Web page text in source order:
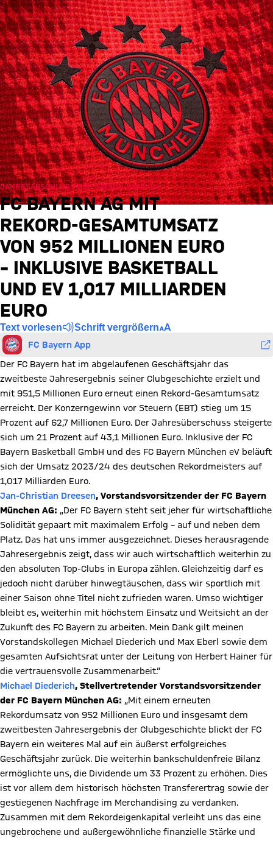
JAHRESABSCHLUSS DER SAISON 2023/24
FC BAYERN AG MIT
REKORD-GESAMTUMSATZ
VON 952 MILLIONEN EURO
– INKLUSIVE BASKETBALL
UND EV 1,017 MILLIARDEN
EURO
Text vorlesen Schrift vergrößern
FC Bayern App
Der FC Bayern hat im abgelaufenen Geschäftsjahr das
zweitbeste Jahresergebnis seiner Clubgeschichte erzielt und
mit 951,5 Millionen Euro erneut einen Rekord-Gesamtumsatz
erreicht. Der Konzerngewinn vor Steuern (EBT) stieg um 15
Prozent auf 62,7 Millionen Euro. Der Jahresüberschuss steigerte
sich um 21 Prozent auf 43,1 Millionen Euro. Inklusive der FC
Bayern Basketball GmbH und des FC Bayern München eV beläuft
sich der Umsatz 2023/24 des deutschen Rekordmeisters auf
1,017 Milliarden Euro.
Jan-Christian Dreesen, Vorstandsvorsitzender der FC Bayern
München AG: „Der FC Bayern steht seit jeher für wirtschaftliche
Solidität gepaart mit maximalem Erfolg – auf und neben dem
Platz. Das hat uns immer ausgezeichnet. Dieses herausragende
Jahresergebnis zeigt, dass wir auch wirtschaftlich weiterhin zu
den absoluten Top-Clubs in Europa zählen. Gleichzeitig darf es
jedoch nicht darüber hinwegtäuschen, dass wir sportlich mit
einer Saison ohne Titel nicht zufrieden waren. Umso wichtiger
bleibt es, weiterhin mit höchstem Einsatz und Weitsicht an der
Zukunft des FC Bayern zu arbeiten. Mein Dank gilt meinen
Vorstandskollegen Michael Diederich und Max Eberl sowie dem
gesamten Aufsichtsrat unter der Leitung von Herbert Hainer für
die vertrauensvolle Zusammenarbeit.“
Michael Diederich, Stellvertretender Vorstandsvorsitzender
der FC Bayern München AG: „Mit einem erneuten
Rekordumsatz von 952 Millionen Euro und insgesamt dem
zweitbesten Jahresergebnis der Clubgeschichte blickt der FC
Bayern ein weiteres Mal auf ein äußerst erfolgreiches
Geschäftsjahr zurück. Die weiterhin bankschuldenfreie Bilanz
ermöglichte uns, die Dividende um 33 Prozent zu erhöhen. Dies
ist vor allem dem historisch höchsten Transferertrag sowie der
gestiegenen Nachfrage im Merchandising zu verdanken.
Zusammen mit dem Rekordeigenkapital verleiht uns das eine
ungebrochene und außergewöhnliche finanzielle Stärke und